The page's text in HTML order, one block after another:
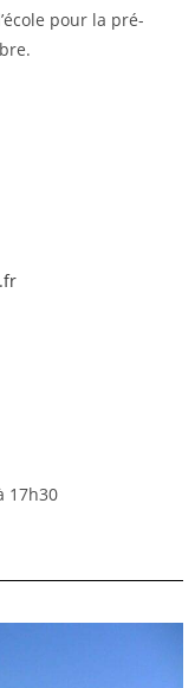
pour la pré-
17h30